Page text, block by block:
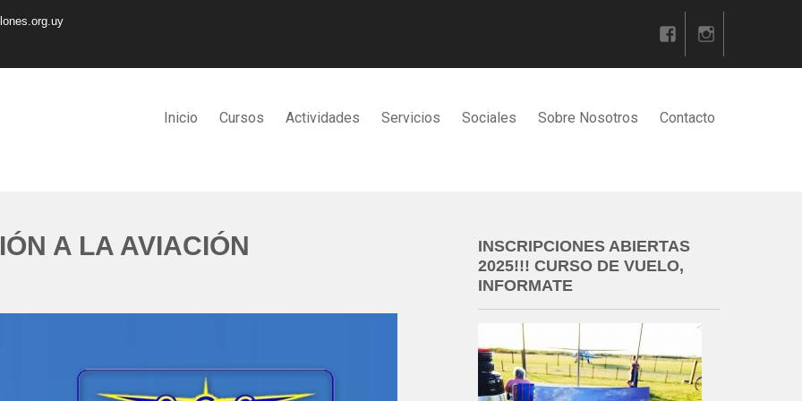
Inicio Cursos Actividades Servicios Sociales Sobre Nosotros Contacto
A LA AVIACIÓN
INSCRIPCIONES ABIERTAS
2025!!! CURSO DE VUELO,
INFORMATE